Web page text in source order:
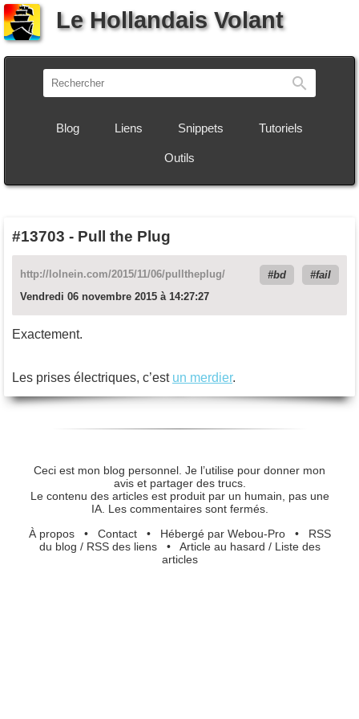
Le Hollandais Volant
Blog Liens Snippets Tutoriels
Outils
#13703 - Pull the Plug
http://lolnein.com/2015/11/06/pulltheplug/ bd
fail
Vendredi 06 novembre 2015 à 14:27:27
Exactement.
Les prises électriques, c’est un merdier.
Ceci est mon blog personnel. Je l’utilise pour donner mon
avis et partager des trucs.
Le contenu des articles est produit par un humain, pas une
IA. Les commentaires sont fermés.
À propos• Contact• Hébergé par Webou-Pro• RSS
du blog / RSS des liens• Article au hasard / Liste des
articles